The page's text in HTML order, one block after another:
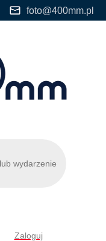
foto@400mm.pl
Zaloguj